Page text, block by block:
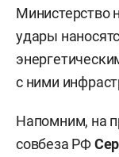
Министерство
удары
с ними
Напомним, на
совбеза РФ